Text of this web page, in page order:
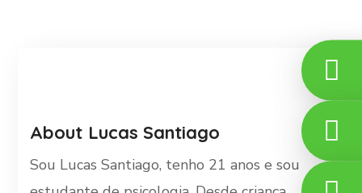
About Lucas Santiago
Sou Lucas Santiago, tenho 21 anos e sou